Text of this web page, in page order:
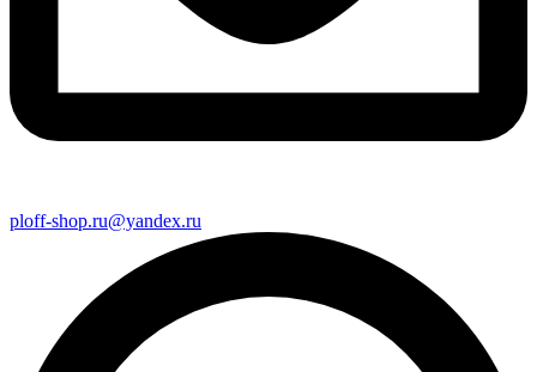
ploff-shop.ru@yandex.ru